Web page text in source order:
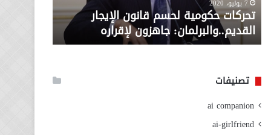
لإقراره
7 يوليو، 2020
تحركات حكومية لحسم قانون الإيجار
القديم..والبرلمان: جاهزون لإقراره
من
وزارة
الاجتماعي
تصنيفات
ai companion
ai-girlfriend